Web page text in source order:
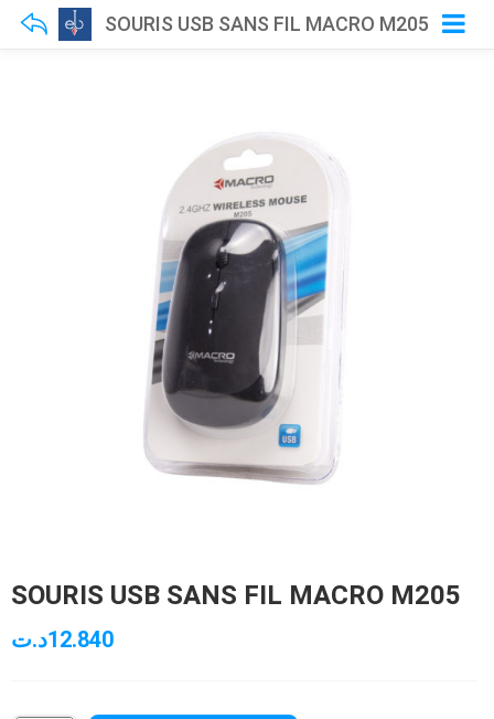
SOURIS USB SANS FIL MACRO M205
SOURIS USB SANS FIL MACRO M205
12.840د.ت